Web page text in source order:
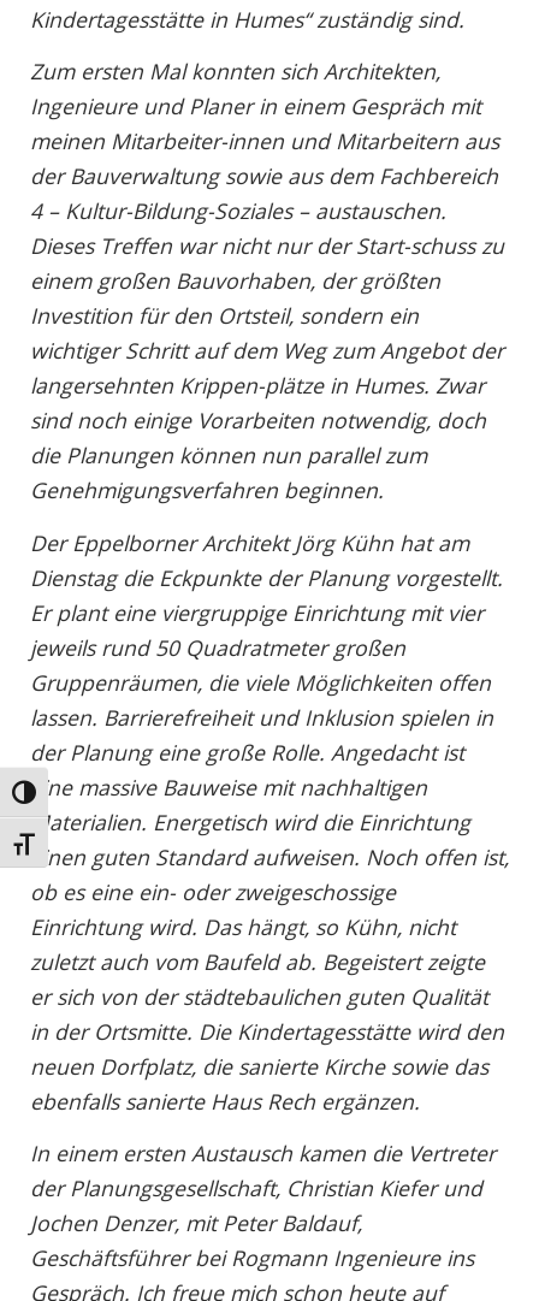
Umschalten auf hohe Kontraste
Schrift vergrößern
Kindertagesstätte in Humes“ zuständig sind.
Zum ersten Mal konnten sich Architekten,
Ingenieure und Planer in einem Gespräch mit
meinen Mitarbeiter-innen und Mitarbeitern aus
der Bauverwaltung sowie aus dem Fachbereich
4 – Kultur-Bildung-Soziales – austauschen.
Dieses Treffen war nicht nur der Start-schuss zu
einem großen Bauvorhaben, der größten
Investition für den Ortsteil, sondern ein
wichtiger Schritt auf dem Weg zum Angebot der
langersehnten Krippen-plätze in Humes. Zwar
sind noch einige Vorarbeiten notwendig, doch
die Planungen können nun parallel zum
Genehmigungsverfahren beginnen.
Der Eppelborner Architekt Jörg Kühn hat am
Dienstag die Eckpunkte der Planung vorgestellt.
Er plant eine viergruppige Einrichtung mit vier
jeweils rund 50 Quadratmeter großen
Gruppenräumen, die viele Möglichkeiten offen
lassen. Barrierefreiheit und Inklusion spielen in
der Planung eine große Rolle. Angedacht ist
eine massive Bauweise mit nachhaltigen
Materialien. Energetisch wird die Einrichtung
einen guten Standard aufweisen. Noch offen ist,
ob es eine ein- oder zweigeschossige
Einrichtung wird. Das hängt, so Kühn, nicht
zuletzt auch vom Baufeld ab. Begeistert zeigte
er sich von der städtebaulichen guten Qualität
in der Ortsmitte. Die Kindertagesstätte wird den
neuen Dorfplatz, die sanierte Kirche sowie das
ebenfalls sanierte Haus Rech ergänzen.
In einem ersten Austausch kamen die Vertreter
der Planungsgesellschaft, Christian Kiefer und
Jochen Denzer, mit Peter Baldauf,
Geschäftsführer bei Rogmann Ingenieure ins
Gespräch. Ich freue mich schon heute auf